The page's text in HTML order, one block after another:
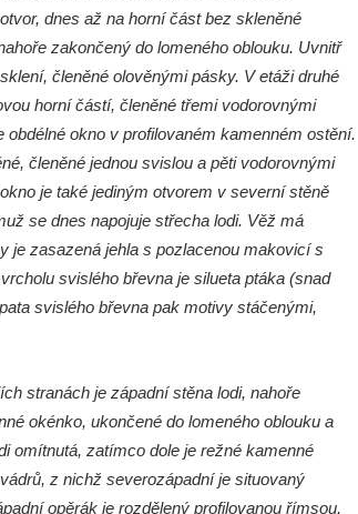
dnes až na horní část bez skleněné
zakončený do lomeného oblouku. Uvnitř
členěné olověnými pásky. V etáži druhé
horní částí, členěné třemi vodorovnými
okno v profilovaném kamenném ostění.
členěné jednou svislou a pěti vodorovnými
je také jediným otvorem v severní stěně
se dnes napojuje střecha lodi. Věž má
je zasazená jehla s pozlacenou makovicí s
svislého břevna je silueta ptáka (snad
svislého břevna pak motivy stáčenými,
stranách je západní stěna lodi, nahoře
okénko, ukončené do lomeného oblouku a
omítnutá, zatímco dole je režné kamenné
z nichž severozápadní je situovaný
opěrák je rozdělený profilovanou římsou,